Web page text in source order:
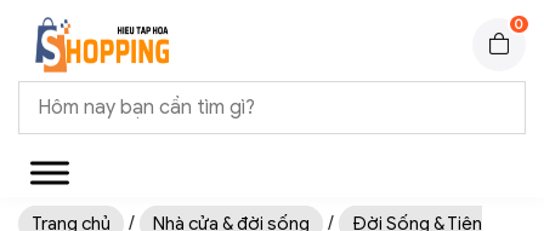
0
Trang chủ / Nhà cửa & đời sống /
Đời Sống & Tiện